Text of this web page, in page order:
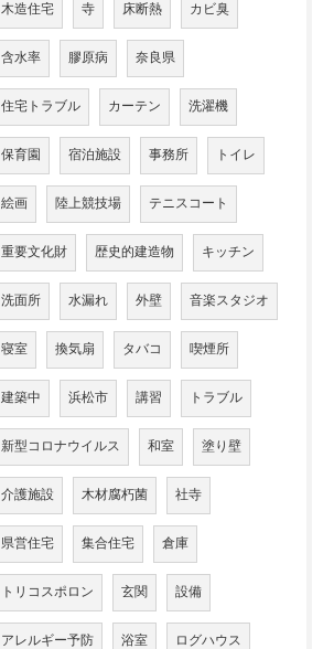
木造住宅 寺 床断熱 カビ臭
含水率 膠原病 奈良県
住宅トラブル カーテン 洗濯機
保育園 宿泊施設 事務所 トイレ
絵画 陸上競技場 テニスコート
重要文化財 歴史的建造物 キッチン
洗面所 水漏れ 外壁 音楽スタジオ
寝室 換気扇 タバコ 喫煙所
建築中 浜松市 講習 トラブル
新型コロナウイルス 和室 塗り壁
介護施設 木材腐朽菌 社寺
県営住宅 集合住宅 倉庫
トリコスポロン 玄関 設備
アレルギー予防 浴室 ログハウス